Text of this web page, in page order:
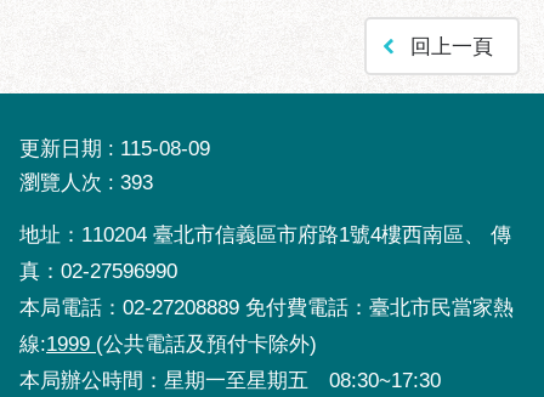
答
語
詞
彙
陳
情
系
統
政
回上一頁
更新日期
115-08-09
瀏覽人次
393
地址：110204 臺北市信義區市府路1號4樓西南區、 傳
真：02-27596990
本局電話：02-27208889 免付費電話：臺北市民當家熱
線:1999 (公共電話及預付卡除外)
本局辦公時間：星期一至星期五 08:30~17:30